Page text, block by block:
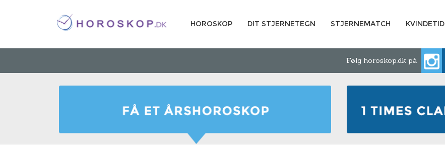
HOROSKOP DIT STJERNETEGN STJERNEMATCH KVINDETID
Følg horoskop.dk på